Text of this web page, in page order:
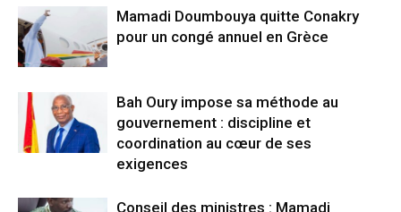
Mamadi Doumbouya quitte Conakry
pour un congé annuel en Grèce
Bah Oury impose sa méthode au
gouvernement : discipline et
coordination au cœur de ses
exigences
Conseil des ministres : Mamadi